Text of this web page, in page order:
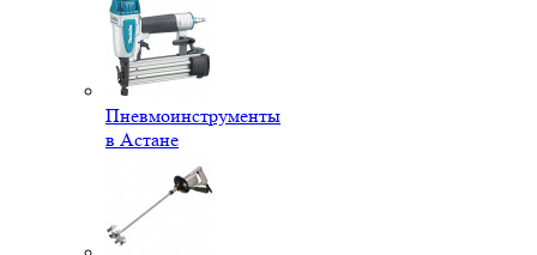
Пневмоинструменты
в Астане